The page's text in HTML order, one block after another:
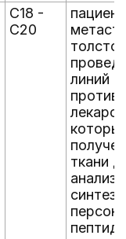
C18 -
C20
линий
ткани